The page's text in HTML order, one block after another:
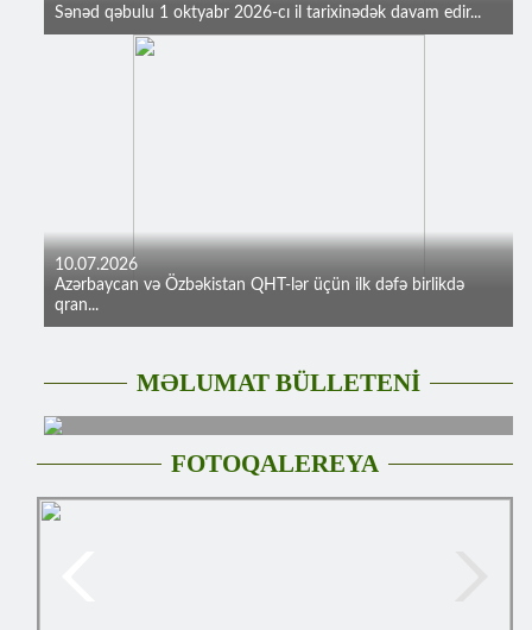
Sənəd qəbulu 1 oktyabr 2026-cı il tarixinədək davam edir...
10.07.2026
Azərbaycan və Özbəkistan QHT-lər üçün ilk dəfə birlikdə
qran...
MƏLUMAT BÜLLETENİ
FOTOQALEREYA